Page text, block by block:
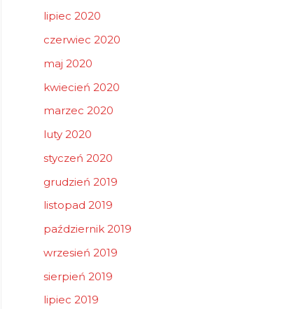
lipiec 2020
czerwiec 2020
maj 2020
kwiecień 2020
marzec 2020
luty 2020
styczeń 2020
grudzień 2019
listopad 2019
październik 2019
wrzesień 2019
sierpień 2019
lipiec 2019